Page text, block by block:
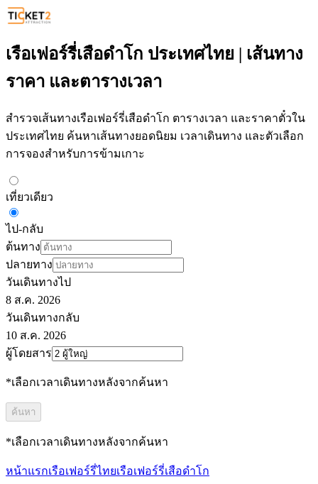
เรือเฟอร์รี่เสือดำโก ประเทศไทย | เส้นทาง
ราคา และตารางเวลา
สำรวจเส้นทางเรือเฟอร์รี่เสือดำโก ตารางเวลา และราคาตั๋วใน
ประเทศไทย ค้นหาเส้นทางยอดนิยม เวลาเดินทาง และตัวเลือก
การจองสำหรับการข้ามเกาะ
เที่ยวเดียว
ไป-กลับ
ต้นทาง
ปลายทาง
วันเดินทางไป
8 ส.ค. 2026
วันเดินทางกลับ
10 ส.ค. 2026
ผู้โดยสาร
*เลือกเวลาเดินทางหลังจากค้นหา
ค้นหา
*เลือกเวลาเดินทางหลังจากค้นหา
หน้าแรกเรือเฟอร์รี่ไทยเรือเฟอร์รี่เสือดำโก